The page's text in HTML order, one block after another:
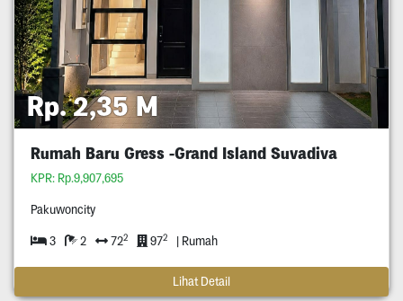
Rp. 2,35 M
Rumah Baru Gress -Grand Island Suvadiva
KPR: Rp.9,907,695
Pakuwoncity
3 2 722 972 | Rumah
Lihat Detail